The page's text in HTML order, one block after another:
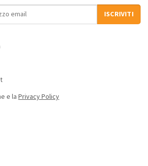
ISCRIVITI
e la Privacy Policy